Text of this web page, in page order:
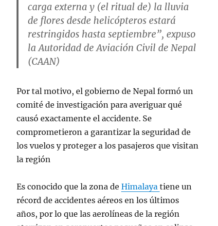
carga externa y (el ritual de) la lluvia
de flores desde helicópteros estará
restringidos hasta septiembre”, expuso
la Autoridad de Aviación Civil de Nepal
(CAAN)
Por tal motivo, el gobierno de Nepal formó un
comité de investigación para averiguar qué
causó exactamente el accidente. Se
comprometieron a garantizar la seguridad de
los vuelos y proteger a los pasajeros que visitan
la región
Es conocido que la zona deHimalayatiene un
récord de accidentes aéreos en los últimos
años, por lo que las aerolíneas de la región